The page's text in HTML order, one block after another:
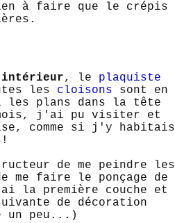
à faire que le crépis
intérieur, le plaquiste
les cloisons sont en
plans dans la tête
j'ai pu visiter et
comme si j'y habitais
de me peindre les
faire le ponçage de
la première couche et
de décoration
un peu...)